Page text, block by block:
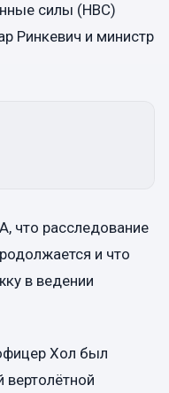
силы (НВС)
Ринкевич и министр
что расследование
и что
в ведении
Хол был
вертолётной